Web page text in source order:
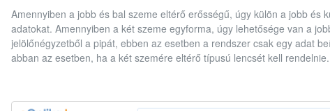
Amennyiben a jobb és bal szeme eltérő erősségű, úgy külön a jobb és
adatokat. Amennyiben a két szeme egyforma, úgy lehetősége van a
jelölőnégyzetből a pipát, ebben az esetben a rendszer csak egy adat
abban az esetben, ha a két szemére eltérő típusú lencsét kell rendelnie.